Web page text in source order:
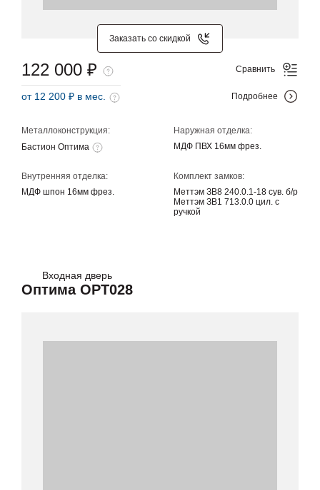
Заказать со скидкой
Металлоконструкция:
Бастион Оптима
Наружная отделка:
МДФ ПВХ 16мм фрез.
Внутренняя отделка:
МДФ шпон 16мм фрез.
Комплект замков:
Меттэм ЗВ8 240.0.1-18 сув. б/р
Меттэм ЗВ1 713.0.0 цил. с
ручкой
122 000 ₽
от 12 200 ₽ в мес.
Сравнить
Подробнее
Входная дверь
Оптима OPT028